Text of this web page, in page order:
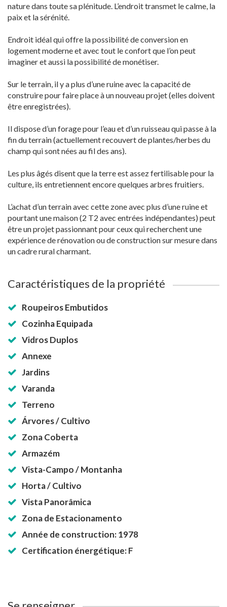
nature dans toute sa plénitude. L’endroit transmet le calme, la
paix et la sérénité.
Endroit idéal qui offre la possibilité de conversion en
logement moderne et avec tout le confort que l’on peut
imaginer et aussi la possibilité de monétiser.
Sur le terrain, il y a plus d’une ruine avec la capacité de
construire pour faire place à un nouveau projet (elles doivent
être enregistrées).
Il dispose d’un forage pour l’eau et d’un ruisseau qui passe à la
fin du terrain (actuellement recouvert de plantes/herbes du
champ qui sont nées au fil des ans).
Les plus âgés disent que la terre est assez fertilisable pour la
culture, ils entretiennent encore quelques arbres fruitiers.
L’achat d’un terrain avec cette zone avec plus d’une ruine et
pourtant une maison (2 T2 avec entrées indépendantes) peut
être un projet passionnant pour ceux qui recherchent une
expérience de rénovation ou de construction sur mesure dans
un cadre rural charmant.
Caractéristiques de la propriété
Roupeiros Embutidos
Cozinha Equipada
Vidros Duplos
Annexe
Jardins
Varanda
Terreno
Árvores / Cultivo
Zona Coberta
Armazém
Vista-Campo / Montanha
Horta / Cultivo
Vista Panorâmica
Zona de Estacionamento
Année de construction: 1978
Certification énergétique: F